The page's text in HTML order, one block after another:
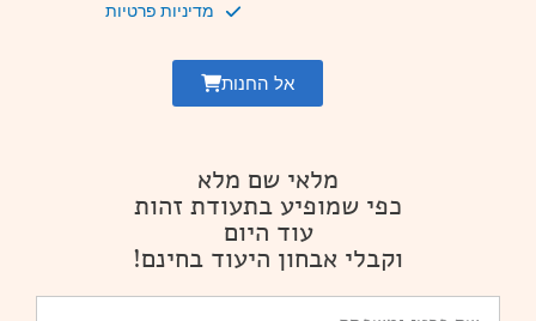
מדיניות פרטיות
אל החנות
מלאי שם מלא
כפי שמופיע בתעודת זהות
עוד היום
וקבלי אבחון היעוד בחינם!